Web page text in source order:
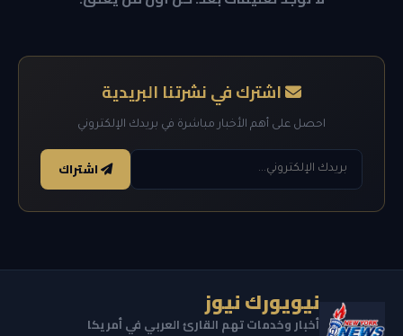
اشترك في نشرتنا البريدية
احصل على أهم الأخبار مباشرة في بريدك الإلكتروني
اشتراك
نيويورك نيوز
أخبار وخدمات تهم القارئ العربي في أمريكا